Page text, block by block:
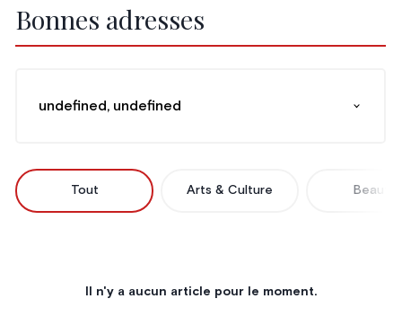
Bonnes adresses
undefined, undefined
Tout Arts & Culture Beauté
Il n'y a aucun article pour le moment.